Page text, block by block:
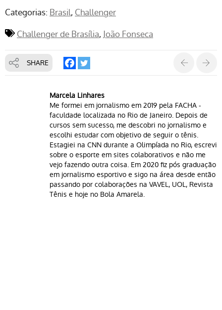
Categorias: Brasil Challenger
Challenger de Brasília João Fonseca
SHARE
Marcela Linhares
Me formei em jornalismo em 2019 pela FACHA -
faculdade localizada no Rio de Janeiro. Depois de
cursos sem sucesso, me descobri no jornalismo e
escolhi estudar com objetivo de seguir o tênis.
Estagiei na CNN durante a Olimpíada no Rio, escrevi
sobre o esporte em sites colaborativos e não me
vejo fazendo outra coisa. Em 2020 fiz pós graduação
em jornalismo esportivo e sigo na área desde então
passando por colaborações na VAVEL, UOL, Revista
Tênis e hoje no Bola Amarela.